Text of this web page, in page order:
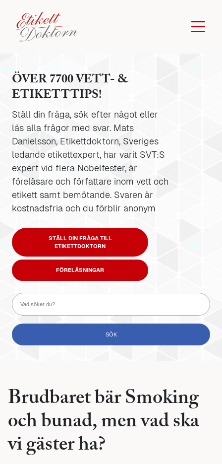
ÖVER 7700 VETT- &
ETIKETTTIPS!
Ställ din fråga, sök efter något eller
läs alla frågor med svar. Mats
Danielsson, Etikettdoktorn, Sveriges
ledande etikettexpert, har varit SVT:S
expert vid flera Nobelfester, är
föreläsare och författare inom vett och
etikett samt bemötande. Svaren är
kostnadsfria och du förblir anonym
STÄLL DIN FRÅGA TILL
ETIKETTDOKTORN
FÖRELÄSNINGAR
Brudbaret bär Smoking
och bunad, men vad ska
vi gäster ha?